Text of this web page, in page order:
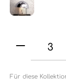
Für diese